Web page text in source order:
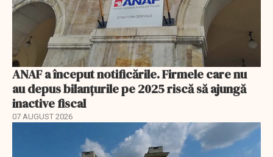
ANAF a început notificările. Firmele care nu
au depus bilanțurile pe 2025 riscă să ajungă
inactive fiscal
07 AUGUST 2026